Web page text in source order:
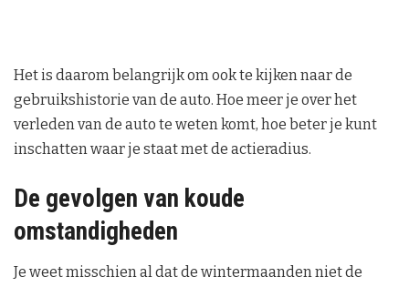
Het is daarom belangrijk om ook te kijken naar de
gebruikshistorie van de auto. Hoe meer je over het
verleden van de auto te weten komt, hoe beter je kunt
inschatten waar je staat met de actieradius.
De gevolgen van koude
omstandigheden
Je weet misschien al dat de wintermaanden niet de